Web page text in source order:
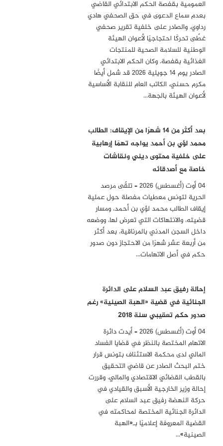
العمومية بقفصة الحكم الابتدائي القاضي
بعدم سماع الدعوى في حق الصحفي هادي
رداوي، والصادر على خلفية تقرير صحفي
غطّى تحركًا احتجاجيًا لأعوان الهيئة
الوطنية للسلامة الصحية للمنتجات
الغذائية بقفصة. وكان الحكم الابتدائي
الصادر يوم 14 جويلية 2026 قد شمل أيضًا
مكرم حسني، الكاتب العام للنقابة الأساسية
لأعوان الهيئة بالجهة…
بعد أكثر من 14 شهرًا من الإيقاف: الطالب
محمد لؤي بن أحمد يواجه تهمًا إرهابية
على خلفية محتوى ديني ونقاشات
خاصة مع أصدقائه
04 أوت (أغسطس) 2026 – تلقّى مرصد
الحرية لتونس معطيات مفصلة حول عملية
إيقاف الطالب محمد لؤي بن أحمد، ومسار
قضيته، والانتهاكات التي تعرض لها، ووضعه
داخل السجن المدني بالمرناقية، بعد أكثر
من أربعة عشر شهرًا من الاحتجاز دون صدور
حكم في أصل الاتهامات…
إحالة رفيق عبد السلام على الدائرة
الجنائية في قضية «الهبة الصينية» رغم
صدور حكم تعقيبي سنة 2018
04 أوت (أغسطس) 2026 – أيدت دائرة
الاتهام المختصة بالنظر في قضايا الفساد
المالي لدى محكمة الاستئناف بتونس قرار
ختم البحث الصادر عن قاضي التحقيق
بالقطب القضائي الاقتصادي والمالي، وقررت
إحالة وزير الخارجية الأسبق والقيادي في
حركة النهضة رفيق عبد السلام على
الدائرة الجنائية المختصة لمحاكمته في
القضية المعروفة إعلاميًا بـ«الهبة
الصينية»…